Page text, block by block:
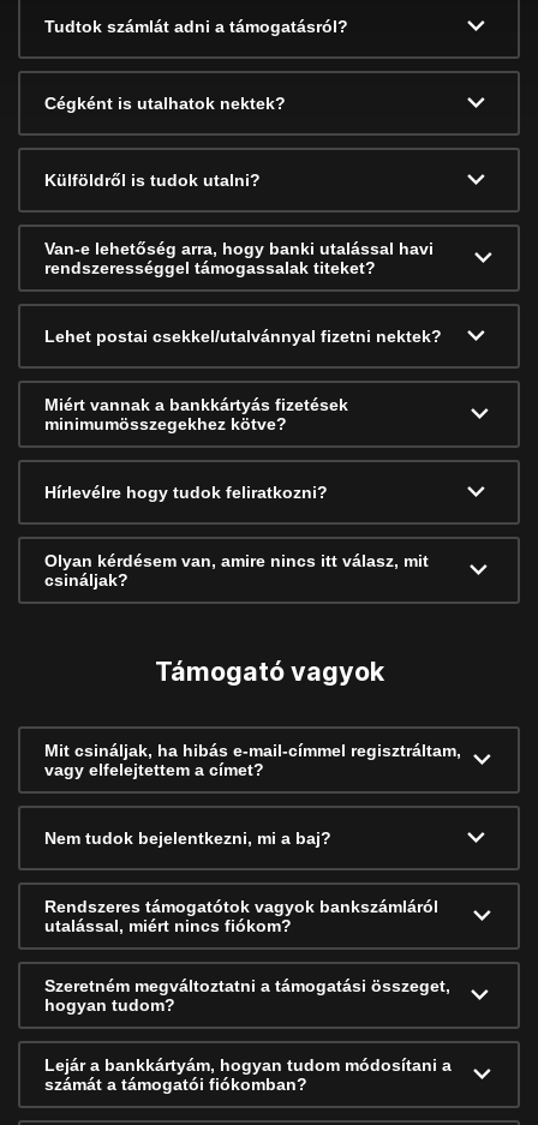
Tudtok számlát adni a támogatásról?
Cégként is utalhatok nektek?
Külföldről is tudok utalni?
Van-e lehetőség arra, hogy banki utalással havi
rendszerességgel támogassalak titeket?
Lehet postai csekkel/utalvánnyal fizetni nektek?
Miért vannak a bankkártyás fizetések
minimumösszegekhez kötve?
Hírlevélre hogy tudok feliratkozni?
Olyan kérdésem van, amire nincs itt válasz, mit
csináljak?
Támogató vagyok
Mit csináljak, ha hibás e-mail-címmel regisztráltam,
vagy elfelejtettem a címet?
Nem tudok bejelentkezni, mi a baj?
Rendszeres támogatótok vagyok bankszámláról
utalással, miért nincs fiókom?
Szeretném megváltoztatni a támogatási összeget,
hogyan tudom?
Lejár a bankkártyám, hogyan tudom módosítani a
számát a támogatói fiókomban?